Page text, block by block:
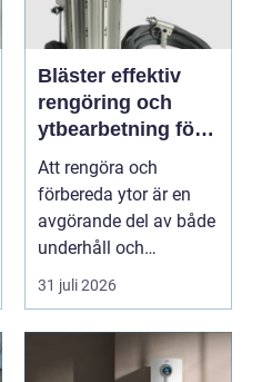
Bläster effektiv
rengöring och
ytbearbetning för
proffs och
hantverkare
Att rengöra och
förbereda ytor är en
avgörande del av både
underhåll och
renovering. Färg, rost,
smu...
31 juli 2026